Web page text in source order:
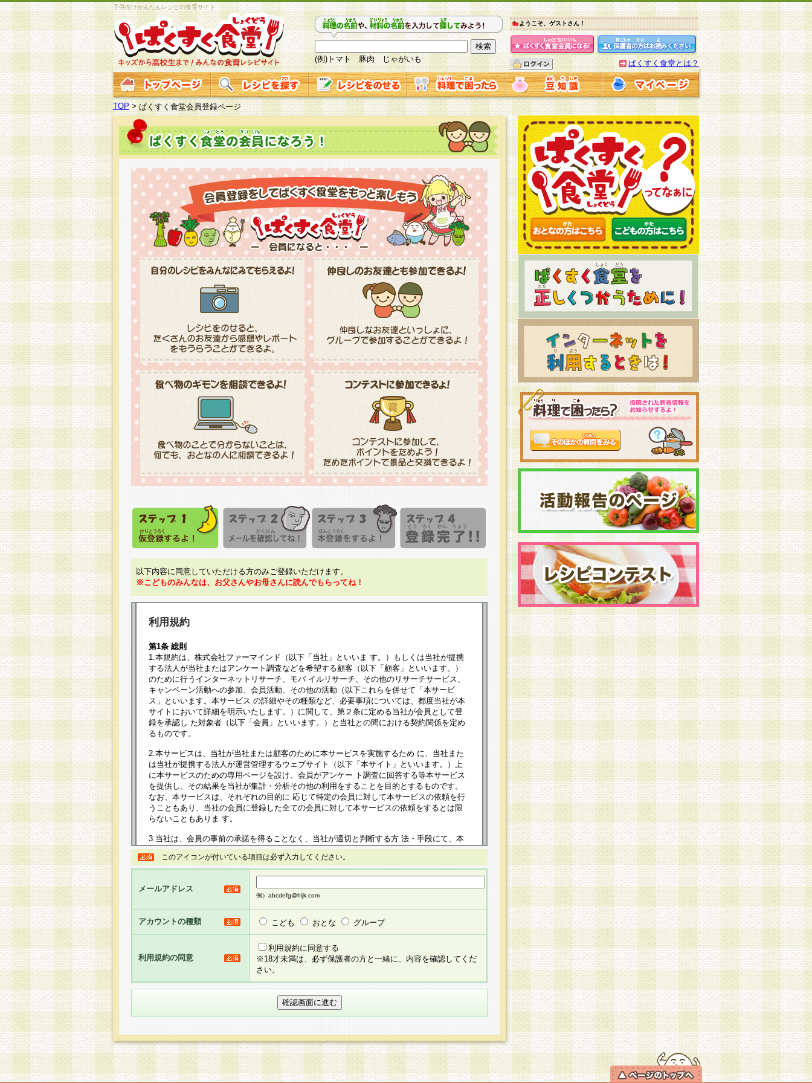
子供向けかんたんレシピの食育サイト
(例)トマト 豚肉 じゃがいも
ようこそ、ゲストさん！
ぱくすく食堂とは？
TOP >ぱくすく食堂会員登録ページ
以下内容に同意していただける方のみご登録いただけます。
※こどものみんなは、お父さんやお母さんに読んでもらってね！
利用規約
第1条 総則
1.本規約は、株式会社ファーマインド（以下「当社」といいま す。）もしくは当社が提携
する法人が当社またはアンケート調査などを希望する顧客（以下「顧客」といいます。）
のために行うインターネットリサーチ、モバ イルリサーチ、その他のリサーチサービス、
キャンペーン活動への参加、会員活動、その他の活動（以下これらを併せて「本サービ
ス」といいます。本サービス の詳細やその種類など、必要事項については、都度当社が本
サイトにおいて詳細を明示いたします。）に関して、第２条に定める当社が会員として登
録を承認し た対象者（以下「会員」といいます。）と当社との間における契約関係を定め
るものです。
2.本サービスは、当社が当社または顧客のために本サービスを実施するため に、当社また
は当社が提携する法人が運営管理するウェブサイト（以下「本サイト」といいます。）上
に本サービスのための専用ページを設け、会員がアンケー ト調査に回答する等本サービス
を提供し、その結果を当社が集計・分析その他の利用をすることを目的とするものです。
なお、本サービスは、それぞれの目的に 応じて特定の会員に対して本サービスの依頼を行
うこともあり、当社の会員に登録した全ての会員に対して本サービスの依頼をするとは限
らないこともありま す。
3.当社は、会員の事前の承諾を得ることなく、当社が適切と判断する方 法・手段にて、本
規約を任意に制定、変更または修正することができるものとします。改定後の本規約等
は、本規約においては本サイトに掲示したときに、その 他の諸規定については、会員に対
して告知の案内を配信または本サイトに掲示したときのいずれか早い時期をもってその効
るものとします。
5.当社がお聞きする個人情報は、すべて会員登録希望者の自由な意思で提 供いただいたも
のと考えております。従って、会員登録希望者が自らの個人情報の提供を希望されない場
合には、当社はその個人情報をお預かりいたしません が、提供されないことによって、当
社の取扱商品やサービス等をご利用いただけない場合がありますことを予めご了承くださ
い。
6.当社は、お客様から当社が保有している個人情報の開示・訂正・追加・ 利用停止等を求
められた場合には、ご本人様であることが当社にて確認できた場合に限り、法令に準拠し
せ先となります。
第2条 会員の資格
1.会員とは、本規約等を承諾のうえ、当社所定の登録手続きを全て完了し、当社が承認した
このアイコンが付いている項目は必ず入力してください。
メールアドレス
例）abcdefg@hijk.com
アカウントの種類 こども おとな グループ
利用規約の同意
利用規約に同意する
※18才未満は、必ず保護者の方と一緒に、内容を確認してくだ
さい。